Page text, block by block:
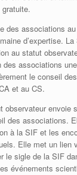
gratuite.
des associations
d’expertise.
au statut
associations
le conseil
et au CS.
observateur envoie
des associations.
à la SIF et les
Elle met un lien
le sigle de la SIF
événements